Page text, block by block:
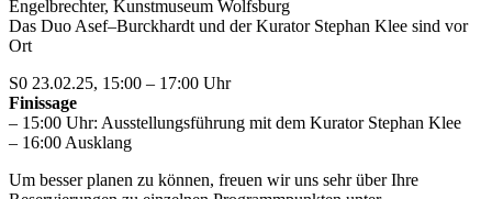
Engelbrechter, Kunstmuseum Wolfsburg
Das Duo Asef–Burckhardt und der Kurator Stephan Klee sind vor
Ort
S0 23.02.25, 15:00 – 17:00 Uhr
Finissage
– 15:00 Uhr: Ausstellungsführung mit dem Kurator Stephan Klee
– 16:00 Ausklang
Um besser planen zu können, freuen wir uns sehr über Ihre